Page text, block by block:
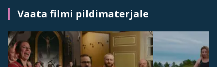
Vaata filmi pildimaterjale